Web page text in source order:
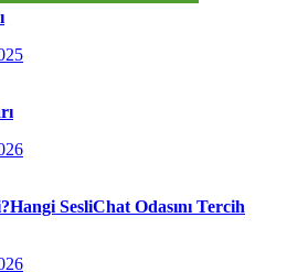
SesliChat Odasını Tercih